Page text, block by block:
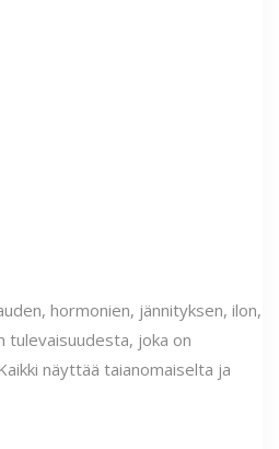
hormonien, jännityksen, ilon,
tulevaisuudesta, joka on
näyttää taianomaiselta ja